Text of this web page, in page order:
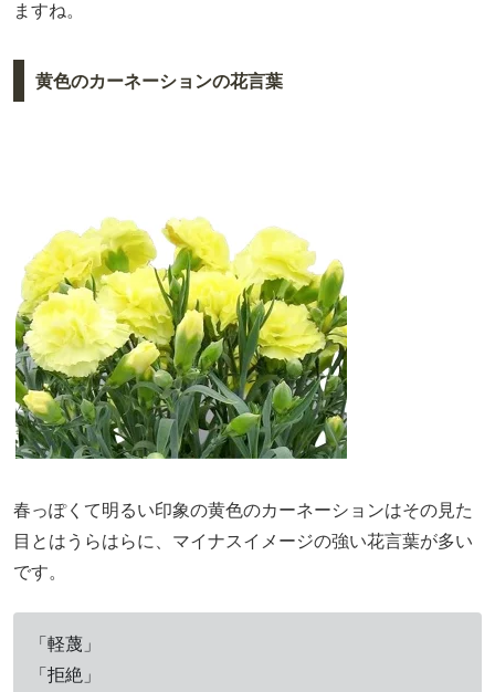
ますね。
黄色のカーネーションの花言葉
春っぽくて明るい印象の黄色のカーネーションはその見た
目とはうらはらに、マイナスイメージの強い花言葉が多い
です。
「軽蔑」
「拒絶」